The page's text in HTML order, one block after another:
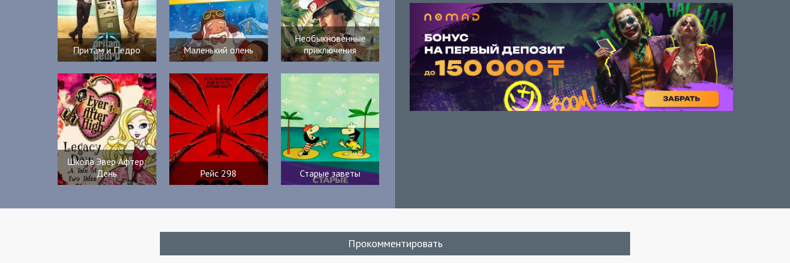
Притам и Педро Маленький олень
Необыкновенные
приключения
Школа Эвер Афтер:
День
Рейс 298 Старые заветы
Прокомментировать